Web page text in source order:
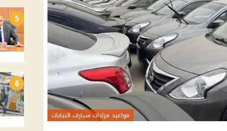
مواعيد مزادات سيارات النيابات
5
6